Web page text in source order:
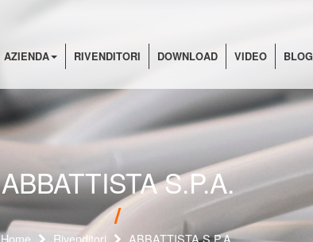
AZIENDA RIVENDITORI DOWNLOAD VIDEO BLOG
ABBATTISTA S.P.A.
Home Rivenditori ABBATTISTA S.P.A.